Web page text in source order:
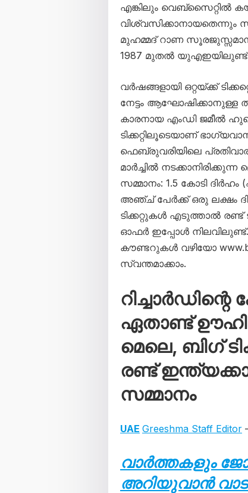
എങ്കിലും വെബ്സൈറ്റിൽ
മുഹമ്മദ് റാണ
1987 മുതൽ
വർഷങ്ങളായി ഒറ്റയ്ക്ക്
നേട്ടം ആഘോഷിക്കാനുള്ള
കാരനായ എംഡി ജമീൽ
ടിക്കറ്റിലൂടെയാണ്
ഫെബ്രുവരിയിലെ
മാർച്ചിൽ
സമ്മാനം: 1.5 കോടി
അഞ്ച് പേർക്ക് ഒരു ലക്ഷം
ടിക്കറ്റുകൾ എടുത്താൽ
ഓഫർ ഇപ്പോൾ നിലവിലുണ്ട്.
കൗണ്ടറുകൾ വഴിയോ
സ്വന്തമാക്കാം.
ഏതാണ്ട്
മെലെ, ബിഗ്
രണ്ട്
സമ്മാനം
UAE Greeshma Staff Editor
വാർത്തകളും
അറിയുവാൻ